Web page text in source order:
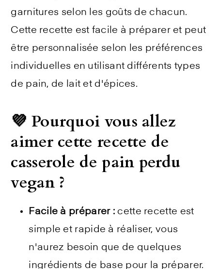
garnitures selon les goûts de chacun.
Cette recette est facile à préparer et peut
être personnalisée selon les préférences
individuelles en utilisant différents types
de pain, de lait et d'épices.
💜 Pourquoi vous allez
aimer cette recette de
casserole de pain perdu
vegan ?
Facile à préparer : cette recette est
simple et rapide à réaliser, vous
n'aurez besoin que de quelques
ingrédients de base pour la préparer.